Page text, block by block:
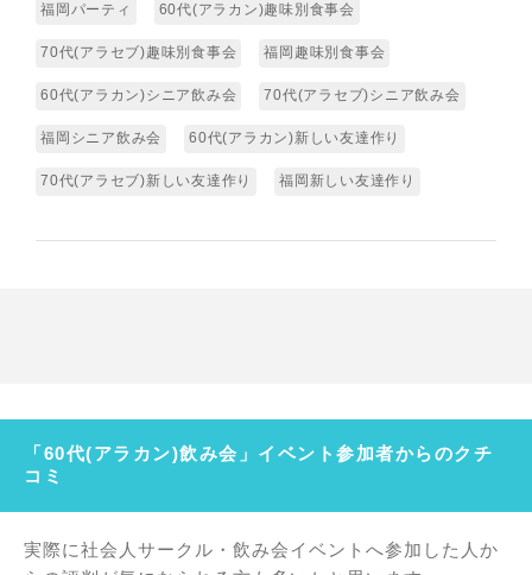
福岡パーティ 60代(アラカン)趣味別食事会
70代(アラセブ)趣味別食事会 福岡趣味別食事会
60代(アラカン)シニア飲み会 70代(アラセブ)シニア飲み会
福岡シニア飲み会 60代(アラカン)新しい友達作り
70代(アラセブ)新しい友達作り 福岡新しい友達作り
「60代(アラカン)飲み会」イベント参加者からのクチ
コミ
実際に社会人サークル・飲み会イベントへ参加した人か